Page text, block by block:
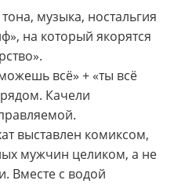
музыка, ностальгия
на который якорятся
всё» + «ты всё
Качели
выставлен комиксом,
мужчин целиком, а не
Вместе с водой